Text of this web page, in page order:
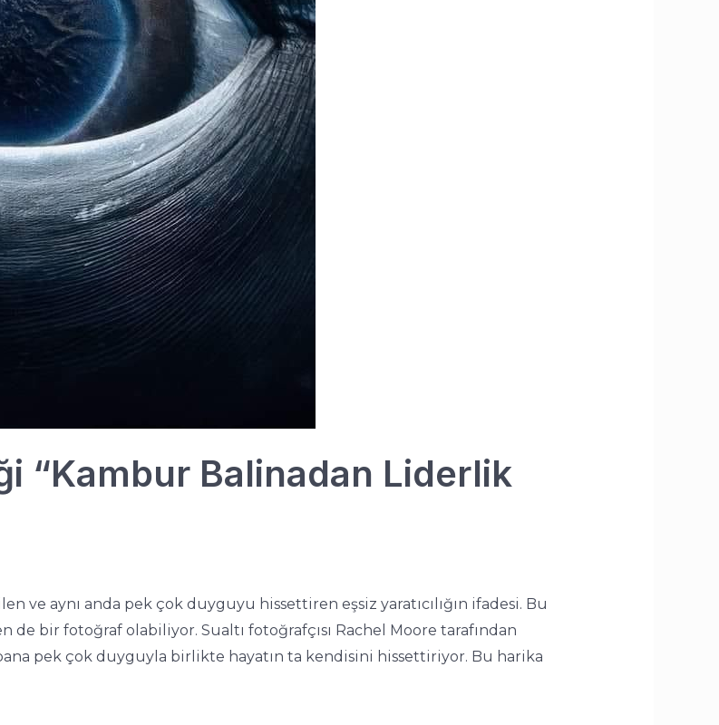
“Kambur Balinadan Liderlik
ve aynı anda pek çok duyguyu hissettiren eşsiz yaratıcılığın ifadesi. Bu
de bir fotoğraf olabiliyor. Sualtı fotoğrafçısı Rachel Moore tarafından
pek çok duyguyla birlikte hayatın ta kendisini hissettiriyor. Bu harika